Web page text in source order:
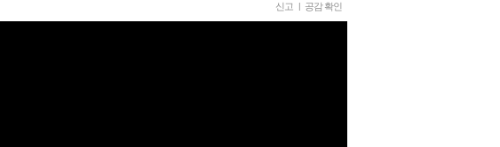
신고 | 공감 확인